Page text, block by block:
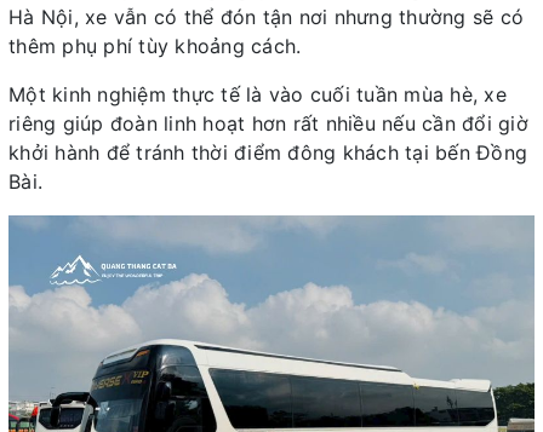
Hà Nội, xe vẫn có thể đón tận nơi nhưng thường sẽ có
thêm phụ phí tùy khoảng cách.
Một kinh nghiệm thực tế là vào cuối tuần mùa hè, xe
riêng giúp đoàn linh hoạt hơn rất nhiều nếu cần đổi giờ
khởi hành để tránh thời điểm đông khách tại bến Đồng
Bài.